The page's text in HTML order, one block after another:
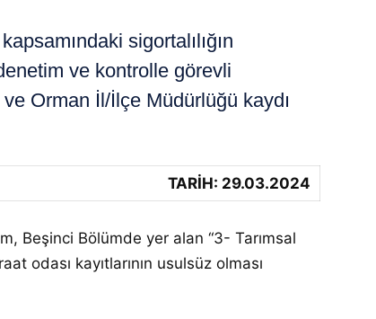
sigortalılığın
ve kontrolle görevli
ve Orman İl/İlçe Müdürlüğü kaydı
TARİH: 29.03.2024
Beşinci Bölümde yer alan “3- Tarımsal
odası kayıtlarının usulsüz olması